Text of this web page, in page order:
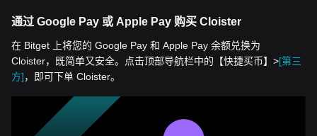
通过 Google Pay 或 Apple Pay 购买 Cloister
在 Bitget 上将您的 Google Pay 和 Apple Pay 余额兑换为
Cloister，既简单又安全。点击顶部导航栏中的【快捷买币】>[第三
方]，即可下单 Cloister。